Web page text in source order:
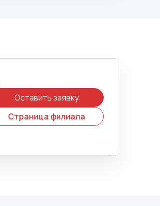
Оставить заявку
Страница филиала